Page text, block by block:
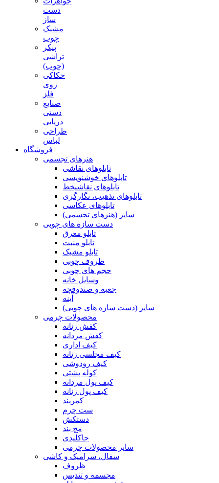
دست
ساز
مشبک
چوب
پیکر
تراشی
(چوب)
حکاکی
روی
فلز
صنایع
دستی
دریایی
طراحی
لباس
فروشگاه
هنرهای تجسمی
تابلوهای نقاشی
تابلوهای خوشنویسی
تابلوهای نقاشیخط
تابلوهای تذهیب، نگارگری
تابلوهای عکاسی
سایر (هنرهای تجسمی)
دست سازه های چوبی
تابلو معرق
تابلو منبت
تابلو مشبک
ظروف چوبی
حجم های چوبی
وسایل خانه
جعبه و صندوقچه
آینه
سایر (دست سازه های چوبی)
محصولات چرمی
کفش زنانه
کفش مردانه
کیف اداری
کیف مجلسی زنانه
کیف رودوشی
کوله پشتی
کیف پول مردانه
کیف پول زنانه
کمربند
ست چرم
دستکش
مچ بند
جاکلیدی
سایر محصولات چرمی
سفال، سرامیک و کاشی
ظروف
مجسمه و تندیس